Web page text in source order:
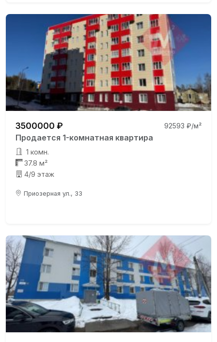
3500000 ₽ 92593 ₽/м²
Продается 1-комнатная квартира
1 комн.
37.8 м²
4/9 этаж
Приозерная ул., 33